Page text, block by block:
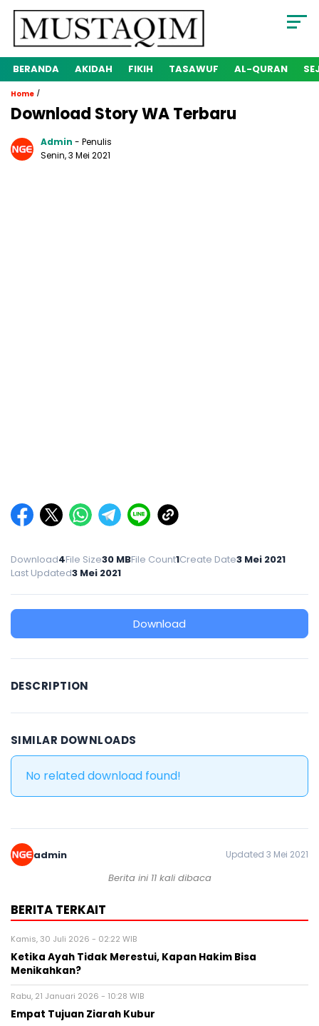
BERANDA AKIDAH FIKIH TASAWUF AL-QURAN
Home /
Download Story WA Terbaru
Admin - Penulis
Senin, 3 Mei 2021
Download4File Size30 MBFile Count1Create Date3 Mei 2021
Last Updated3 Mei 2021
Download
DESCRIPTION
SIMILAR DOWNLOADS
No related download found!
admin Updated 3 Mei 2021
Berita ini 11 kali dibaca
BERITA TERKAIT
Kamis, 30 Juli 2026 - 02:22 WIB
Ketika Ayah Tidak Merestui, Kapan Hakim Bisa
Menikahkan?
Rabu, 21 Januari 2026 - 10:28 WIB
Empat Tujuan Ziarah Kubur